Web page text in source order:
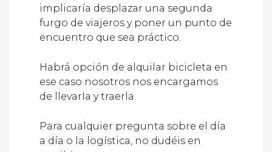
implicaría desplazar una segunda
furgo de viajeros y poner un punto de
encuentro que sea práctico.
Habrá opción de alquilar bicicleta en
ese caso nosotros nos encargamos
de llevarla y traerla.
Para cualquier pregunta sobre el día
a día o la logística, no dudéis en